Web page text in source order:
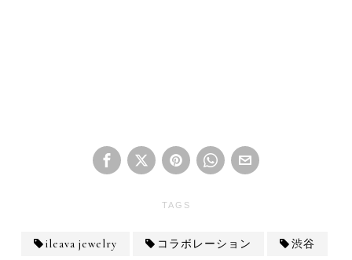
TAGS
ileava jewelry コラボレーション 渋谷